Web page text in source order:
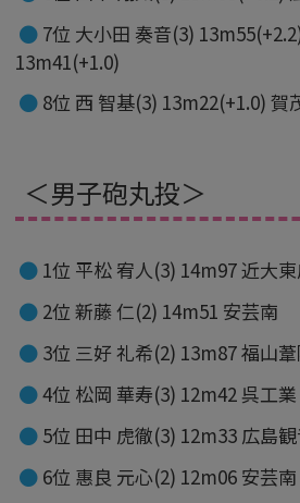
7位 大小田 奏音(3)
13m41(+1.0)
8位 西 智基(3) 13m22(+1.0) 賀
＜男子砲丸投＞
1位 平松 宥人(3) 14m97 近大
2位 新藤 仁(2) 14m51 安芸南
3位 三好 礼希(2) 13m87 福山
4位 松岡 華寿(3) 12m42 呉工業
5位 田中 虎徹(3) 12m33 広島
6位 惠良 元心(2) 12m06 安芸南